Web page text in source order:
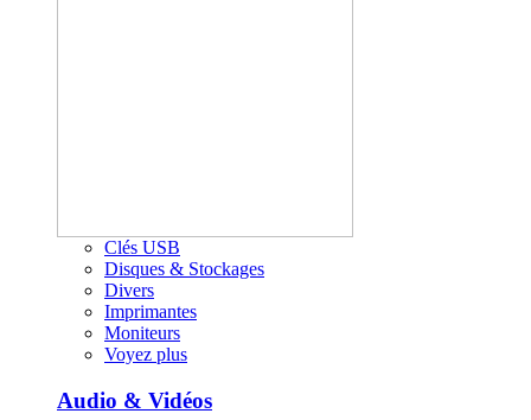
Clés USB
Disques & Stockages
Divers
Imprimantes
Moniteurs
Voyez plus
Audio & Vidéos